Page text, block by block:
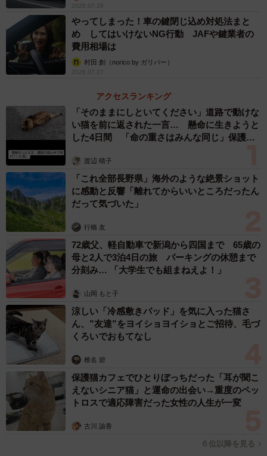
2026.07.29
やってしまった！車の鍵閉じ込め対処法まと
め してはいけないNG行動 JAFや鍵業者の
費用相場は
村田 創（norico by ガリバー）
2026.07.27
アクセスランキング
「そのままにしといてください」道路で動けな
い猫を前に返された一言… 懸命に生きようと
した4日間 「命の重さはみんな同じ」保護団
渡辺 晴子
「これ全部長野県」海外のような絶景ショット
に感動と反響「離れてからいいところだったん
だって気づいた」
行橋 友
72歳父、軽自動車で新潟から四国まで 65歳の
母と2人で3泊4日の旅 パーキングの休憩まで
分刻み… 「大学生でも組まねえよ！」
山岡 もと子
涼しい「冷感敷きパッド」を気に入った猫さ
ん、”友達”をヨイショヨイショとご招待、毛づ
くろいでおもてなし
椎名 碧
保護猫カフェでひとりぼっちだった「耳が聞こ
えないシニア猫」と運命の出会い→重度のペッ
トロスで適応障害だった女性の人生が一変
古川 諭香
６位以降を見る